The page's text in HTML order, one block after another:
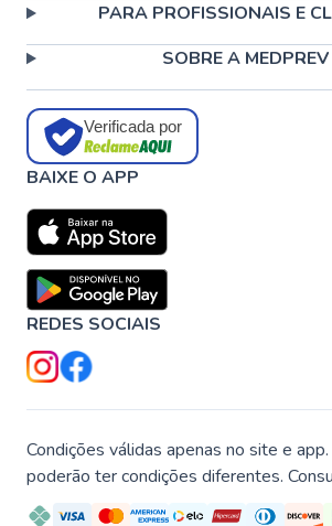
PARA PROFISSIONAIS E
SOBRE A MEDPREV
Verificada por
BAIXE O APP
REDES SOCIAIS
Condições válidas apenas no site e
poderão ter condições diferentes.